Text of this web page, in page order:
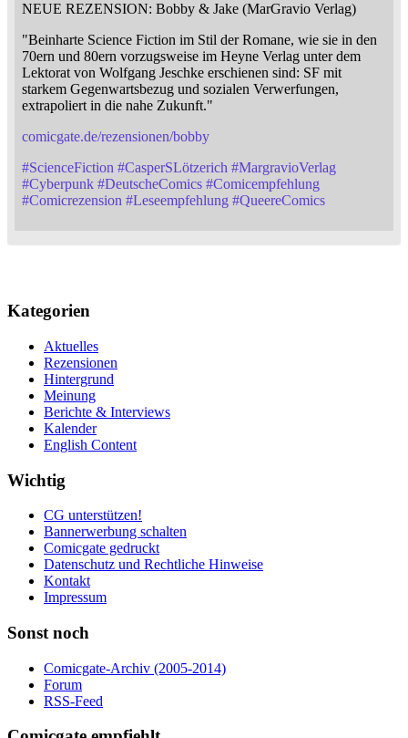
NEUE REZENSION: Bobby & Jake (MarGravio Verlag)
"Beinharte Science Fiction im Stil der Romane, wie sie in den
70ern und 80ern vorzugsweise im Heyne Verlag unter dem
Lektorat von Wolfgang Jeschke erschienen sind: SF mit
starkem Gegenwartsbezug und sozialen Verwerfungen,
extrapoliert in die nahe Zukunft."
comicgate.de/rezensionen/bobby
#ScienceFiction #CasperSLötzerich #MargravioVerlag
#Cyberpunk #DeutscheComics #Comicempfehlung
#Comicrezension #Leseempfehlung #QueereComics
Kategorien
Aktuelles
Rezensionen
Hintergrund
Meinung
Berichte & Interviews
Kalender
English Content
Wichtig
CG unterstützen!
Bannerwerbung schalten
Comicgate gedruckt
Datenschutz und Rechtliche Hinweise
Kontakt
Impressum
Sonst noch
Comicgate-Archiv (2005-2014)
Forum
RSS-Feed